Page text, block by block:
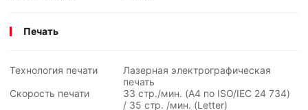
Печать
Технология печати
Лазерная электрографическая
печать
Скорость печати
33 стр./мин. (A4 по ISO/IEC 24 734)
/ 35 стр. /мин. (Letter)